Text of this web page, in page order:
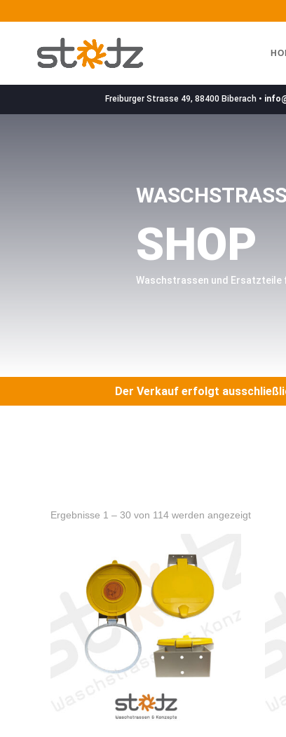
Freiburger Strasse 49, 88400 Biberach •
SHOP
Waschstrassen und Ersatzteile
Der Verkauf erfolgt
Ergebnisse 1 – 30 von 114 werden angezeigt